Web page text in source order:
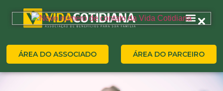
ÁREA DO ASSOCIADO ÁREA DO PARCEIRO